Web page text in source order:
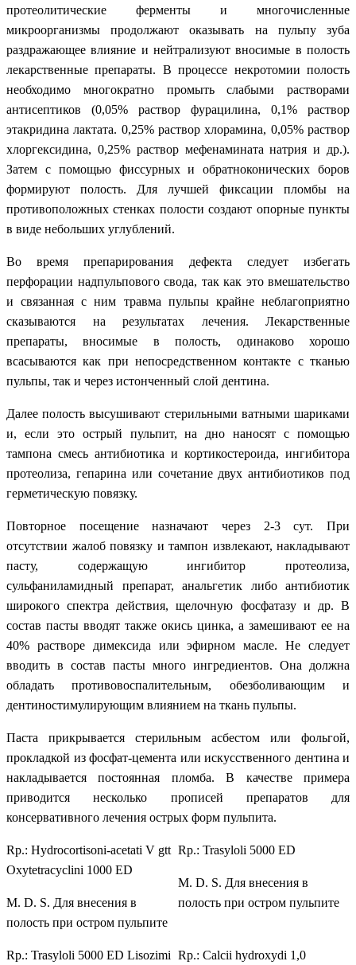
протеолитические ферменты и многочисленные
микроорганизмы продолжают оказывать на пульпу зуба
раздражающее влияние и нейтрализуют вносимые в полость
лекарственные препараты. В процессе некротомии полость
необходимо многократно промыть слабыми растворами
антисептиков (0,05% раствор фурацилина, 0,1% раствор
этакридина лактата. 0,25% раствор хлорамина, 0,05% раствор
хлоргексидина, 0,25% раствор мефенамината натрия и др.).
Затем с помощью фиссурных и обратноконических боров
формируют полость. Для лучшей фиксации пломбы на
противоположных стенках полости создают опорные пункты
в виде небольших углублений.
Во время препарирования дефекта следует избегать
перфорации надпульпового свода, так как это вмешательство
и связанная с ним травма пульпы крайне неблагоприятно
сказываются на результатах лечения. Лекарственные
препараты, вносимые в полость, одинаково хорошо
всасываются как при непосредственном контакте с тканью
пульпы, так и через истонченный слой дентина.
Далее полость высушивают стерильными ватными шариками
и, если это острый пульпит, на дно наносят с помощью
тампона смесь антибиотика и кортикостероида, ингибитора
протеолиза, гепарина или сочетание двух антибиотиков под
герметическую повязку.
Повторное посещение назначают через 2-3 сут. При
отсутствии жалоб повязку и тампон извлекают, накладывают
пасту, содержащую ингибитор протеолиза,
сульфаниламидный препарат, анальгетик либо антибиотик
широкого спектра действия, щелочную фосфатазу и др. В
состав пасты вводят также окись цинка, а замешивают ее на
40% растворе димексида или эфирном масле. Не следует
вводить в состав пасты много ингредиентов. Она должна
обладать противовоспалительным, обезболивающим и
дентиностимулирующим влиянием на ткань пульпы.
Паста прикрывается стерильным асбестом или фольгой,
прокладкой из фосфат-цемента или искусственного дентина и
накладывается постоянная пломба. В качестве примера
приводится несколько прописей препаратов для
консервативного лечения острых форм пульпита.
Rp.: Hydrocortisoni-acetati V gtt
Oxytetracyclini 1000 ED
M. D. S. Для внесения в
полость при остром пульпите
Rp.: Trasyloli 5000 ED
М. D. S. Для внесения в
полость при остром пульпите
Rp.: Trasyloli 5000 ED Lisozimi Rp.: Calcii hydroxydi 1,0